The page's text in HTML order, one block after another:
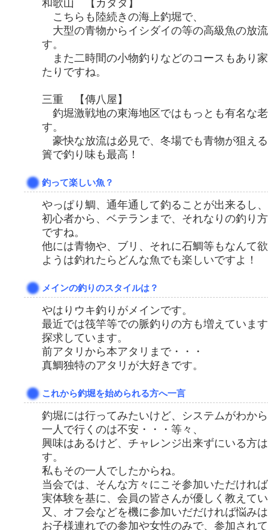
和歌山 【カタタ】
こちらも陸続きの海上釣堀で、
大型の青物からイシダイの等の高級魚の放
す。
また二時間の小物釣りなどのコースもあり
たりですね。
三重 【傳八屋】
釣堀激戦地の東海地区ではもっとも有名な
す。
豪快な放流は必見で、冬場でも青物が狙え
簀で釣り味も最高！
釣って楽しい魚？
やっぱり鯛、通年通して釣ることが出来るし、
初心者から、ベテランまで、それなりの釣り
ですね。
他には青物や、ブリ、それに石鯛等もなんて
ようは釣れたらどんな魚でも楽しいですよ！
メインの釣りのスタイルは？
やはりウキ釣りがメインです。
最近では筏竿等での脈釣りの方も増えていま
探求しています。
前アタリから本アタリまで・・・
真鯛独特のアタリが大好きです。
これから釣堀を始められる方へ一言
釣堀には行ってみたいけど、システムがわか
一人で行くのは不安・・・等々、
興味はあるけど、チャレンジ出来ずにいる方
す。
私もその一人でしたからね。
当会では、そんな方々にこそ参加いただけれ
実体験を基に、会員の皆さんが優しく教えて
又、オフ会などを機に参加いだだければ悩み
お子様連れでの参加や女性のみで、参加され